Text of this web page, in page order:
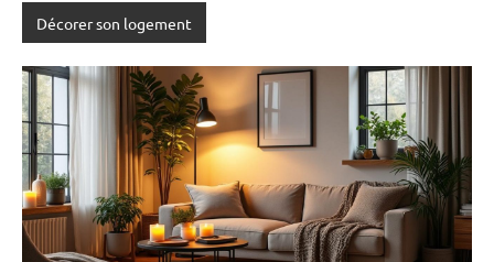
Décorer son logement